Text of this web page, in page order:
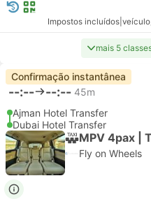
Impostos incluídos
mais 5
Confirmação instantânea
--:-- --:-- 45m
Ajman Hotel Transfer
Dubai Hotel Transfer
MPV 4pax |
Fly on Wheels